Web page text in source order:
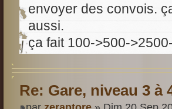
envoyer des convois.
aussi.
ça fait 100->500-
Re: Gare, niveau 3 à